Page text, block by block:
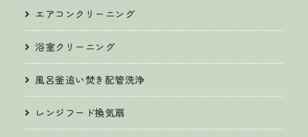
エアコンクリーニング
浴室クリーニング
風呂釜追い焚き配管洗浄
レンジフード換気扇